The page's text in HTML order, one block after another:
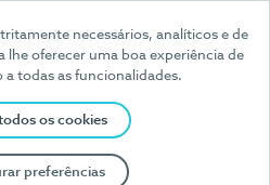
necessários, analíticos e de
lhe oferecer uma boa experiência de
a todas as funcionalidades.
os cookies
preferências